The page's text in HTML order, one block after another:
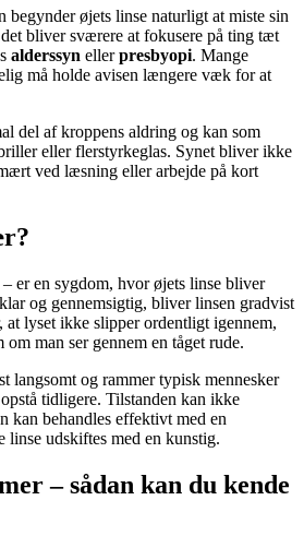
begynder øjets linse naturligt at miste sin
bliver sværere at fokusere på ting tæt
alderssyn ellerpresbyopi. Mange
må holde avisen længere væk for at
del af kroppens aldring og kan som
eller flerstyrkeglas. Synet bliver ikke
ved læsning eller arbejde på kort
– er en sygdom, hvor øjets linse bliver
og gennemsigtig, bliver linsen gradvist
lyset ikke slipper ordentligt igennem,
man ser gennem en tåget rude.
langsomt og rammer typisk mennesker
tidligere. Tilstanden kan ikke
kan behandles effektivt med en
linse udskiftes med en kunstig.
– sådan kan du kende